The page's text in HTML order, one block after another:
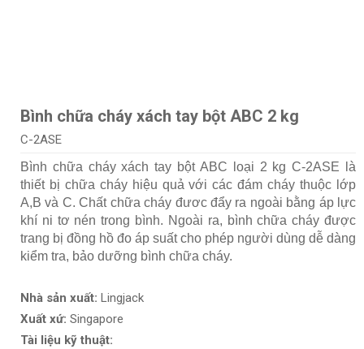
Bình chữa cháy xách tay bột ABC 2 kg
C-2ASE
Bình chữa cháy xách tay bột ABC loại 2 kg C-2ASE là
thiết bị chữa cháy hiệu quả với các đám cháy thuộc lớp
A,B và C. Chất chữa cháy đươc đẩy ra ngoài bằng áp lực
khí ni tơ nén trong bình. Ngoài ra, bình chữa cháy được
trang bị đồng hồ đo áp suất cho phép người dùng dễ dàng
kiểm tra, bảo dưỡng bình chữa cháy.
Nhà sản xuất: Lingjack
Xuất xứ: Singapore
Tài liệu kỹ thuật: